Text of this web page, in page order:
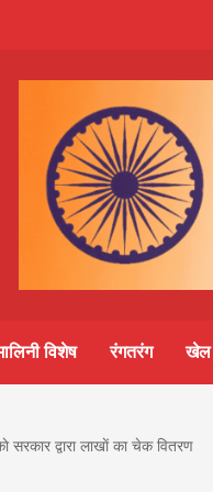
विशेष रंगतरंग खेल
द्वारा लाखाें का चेक वितरण